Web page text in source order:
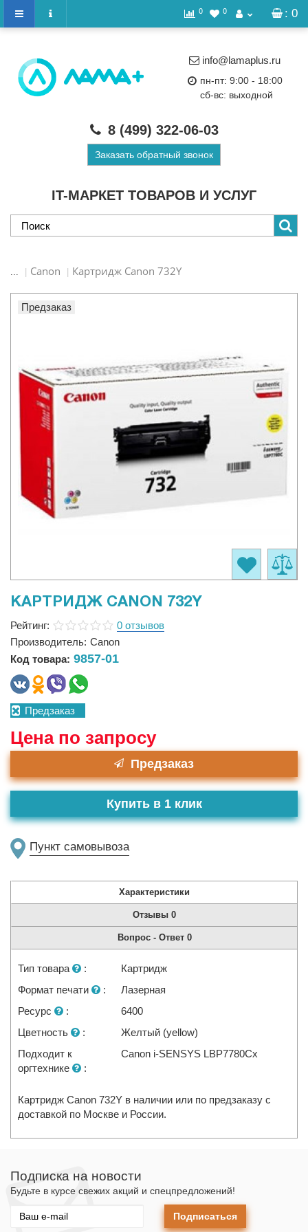
: 0
0 0
IT-МАРКЕТ ТОВАРОВ И УСЛУГ
info@lamaplus.ru
пн-пт: 9:00 - 18:00
сб-вс: выходной
8 (499) 322-06-03
Заказать обратный звонок
... Canon Картридж Canon 732Y
Предзаказ
КАРТРИДЖ CANON 732Y
Рейтинг:
0 отзывов
Производитель: Canon
Код товара: 9857-01
Предзаказ
Цена по запросу
Предзаказ
Пункт самовывоза
Купить в 1 клик
Характеристики
Отзывы 0
Вопрос - Ответ 0
Тип товара :
Картридж
Формат печати
:
Лазерная
Ресурс
:
6400
Цветность
:
Желтый (yellow)
Подходит к
оргтехнике
:
Canon i-SENSYS LBP7780Cx
Картридж Canon 732Y в наличии или по предзаказу с
доставкой по Москве и России.
Подписка на новости
Будьте в курсе свежих акций и спецпредложений!
Подписаться